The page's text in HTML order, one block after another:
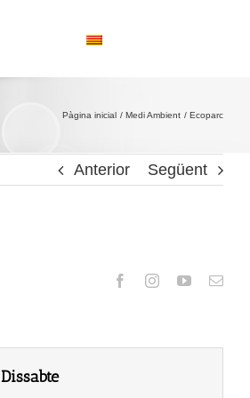
Pàgina inicial Medi Ambient Ecoparc
Anterior Següent
Dissabte